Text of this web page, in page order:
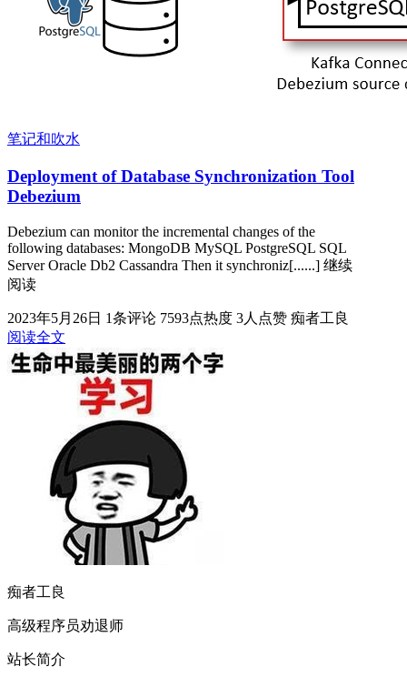
笔记和吹水
Deployment of Database Synchronization Tool
Debezium
Debezium can monitor the incremental changes of the
following databases: MongoDB MySQL PostgreSQL SQL
Server Oracle Db2 Cassandra Then it synchroniz[......] 继续
阅读
2023年5月26日 1条评论 7593点热度 3人点赞 痴者工良
阅读全文
痴者工良
高级程序员劝退师
站长简介